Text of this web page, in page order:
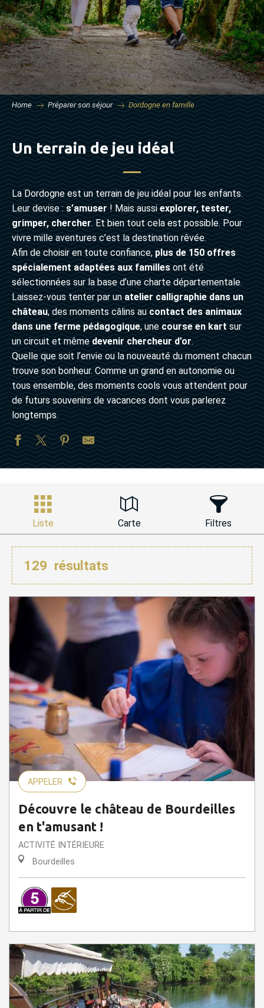
Home Préparer son séjour Dordogne en famille
Un terrain de jeu idéal
La Dordogne est un terrain de jeu idéal pour les enfants.
Leur devise :s’amuser! Mais aussiexplorer, tester,
grimper, chercher. Et bien tout cela est possible. Pour
vivre mille aventures c’est la destination rêvée.
Afin de choisir en toute confiance,plus de 150 offres
spécialement adaptées aux famillesont été
sélectionnées sur la base d’une charte départementale.
Laissez-vous tenter par unatelier calligraphie dans un
château, des moments câlins aucontact des animaux
dans une ferme pédagogique, unecourse en kartsur
un circuit et mêmedevenir chercheur d’or.
Quelle que soit l’envie ou la nouveauté du moment chacun
trouve son bonheur. Comme un grand en autonomie ou
tous ensemble, des moments cools vous attendent pour
de futurs souvenirs de vacances dont vous parlerez
longtemps.
Liste Carte Filtres
129 résultats
APPELER
Découvre le château de Bourdeilles
en t'amusant !
ACTIVITÉ INTÉRIEURE
Bourdeilles